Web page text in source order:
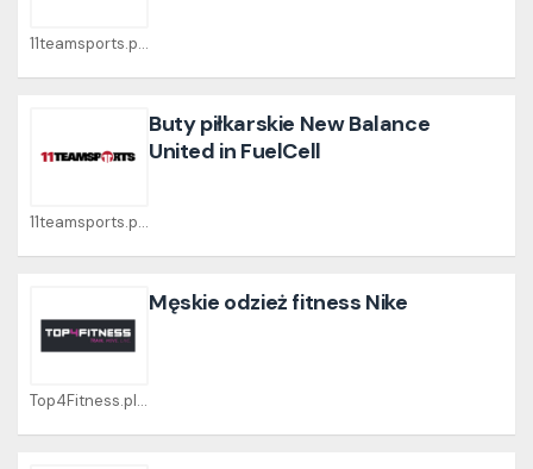
11teamsports.pl Coupons
11teamsports.pl Coupons
Buty piłkarskie New Balance
United in FuelCell
Top4Fitness.pl Coupons
Męskie odzież fitness Nike